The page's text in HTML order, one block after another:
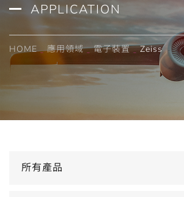
APPLICATION
HOME 應用領域 電子裝置 Zeiss
所有產品